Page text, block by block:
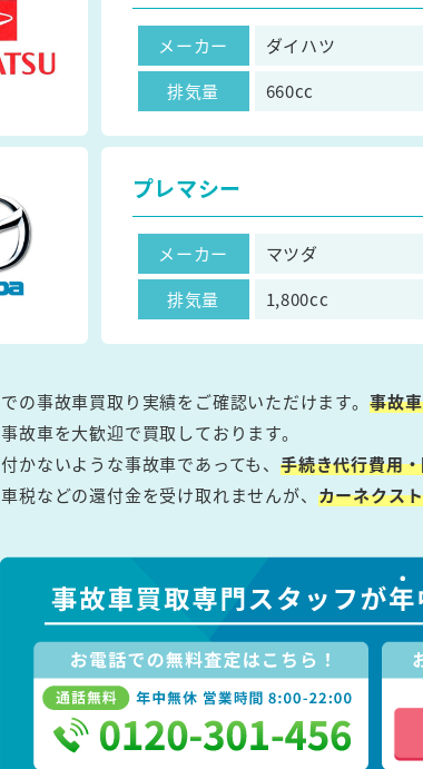
メーカー ダイハツ
排気量
660cc
プレマシー
メーカー マツダ
排気量
1,800cc
の事故車買取り実績をご確認いただけます。 事故
故車を大歓迎で買取しております。
かないような事故車であっても、 手続き代行費用
税などの還付金を受け取れませんが、 カーネクス